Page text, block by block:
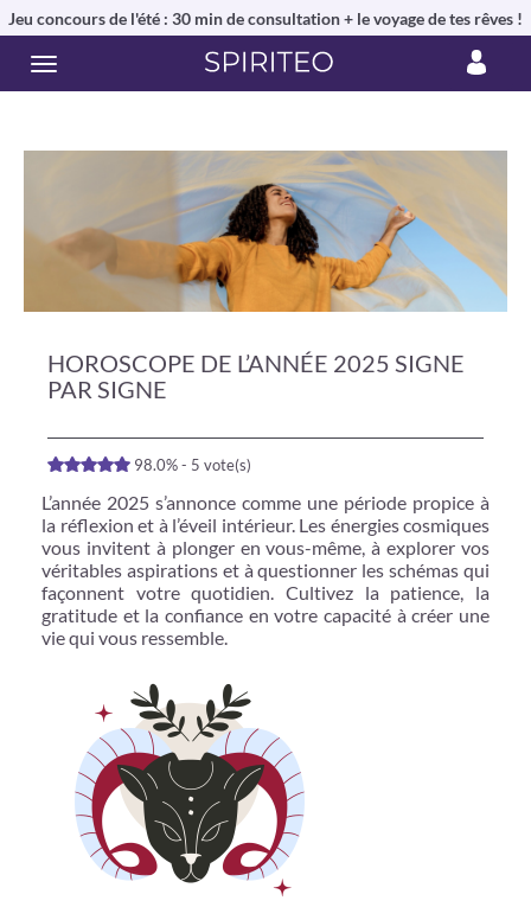
Jeu concours de l'été : 30 min de consultation + le voyage de tes rêves !
HOROSCOPE DE L’ANNÉE 2025 SIGNE
PAR SIGNE
98.0% - 5 vote(s)
L’année 2025 s’annonce comme une période propice à
la réflexion et à l’éveil intérieur. Les énergies cosmiques
vous invitent à plonger en vous-même, à explorer vos
véritables aspirations et à questionner les schémas qui
façonnent votre quotidien. Cultivez la patience, la
gratitude et la confiance en votre capacité à créer une
vie qui vous ressemble.